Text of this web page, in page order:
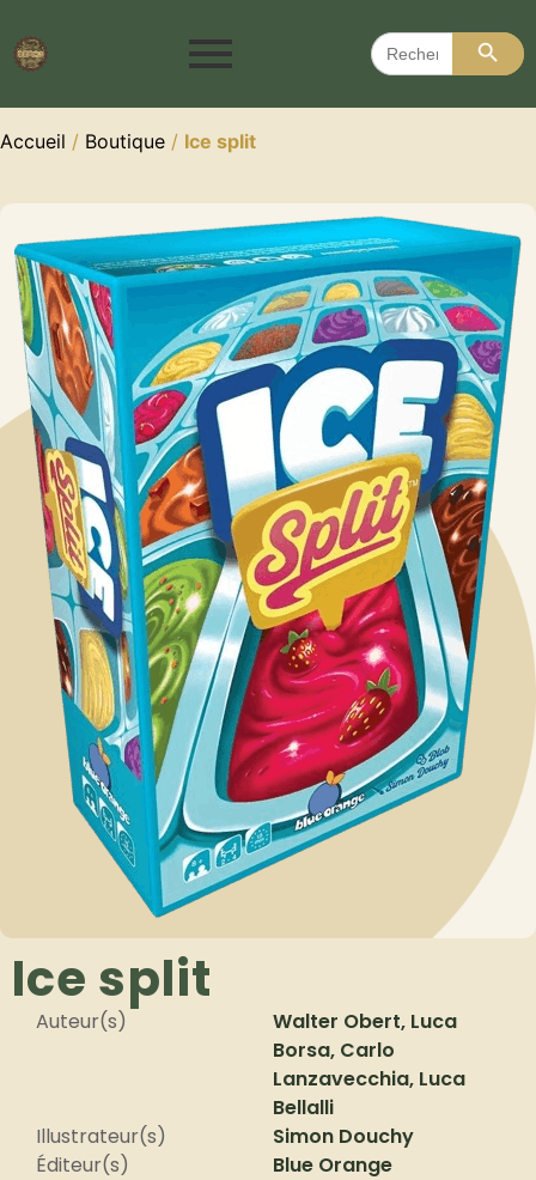
Search
for:
Search
Accueil / Boutique / Ice split
Ice split
Auteur(s)
Walter Obert, Luca
Borsa, Carlo
Lanzavecchia, Luca
Bellalli
Illustrateur(s)
Simon Douchy
Éditeur(s)
Blue Orange